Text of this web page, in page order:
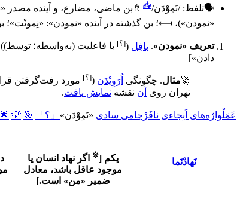
🗣تلفظ:/نَمِوْدَن/📥
⇯ بن ماضی، مضارع، و آینده مصدر
«نمودن»)، ⟻؛ بن گذشته در آینده «نمودن»: «نِمونْت»؛
تعریف «نمودن». بافِل ([؟] با فاعلیت (به‌واسطه؛ توسط))
دادن»]
🚀مثال. چگونگی اُرَوِیْدَن ([؟] مورد رفت‌گرفتن
تهران روی آن نقشه نمایش یافت.
عَمَلْواژه‌های اَنِجاءی نافَرْجامی سادی «نَمِوْدَن» 「؟」 🎯
💡
🌟
نَهادْنَما یکم [
※ اگر نهاد انسان یا
موجود عاقل باشد، معادل
ضمیر «من» است.]